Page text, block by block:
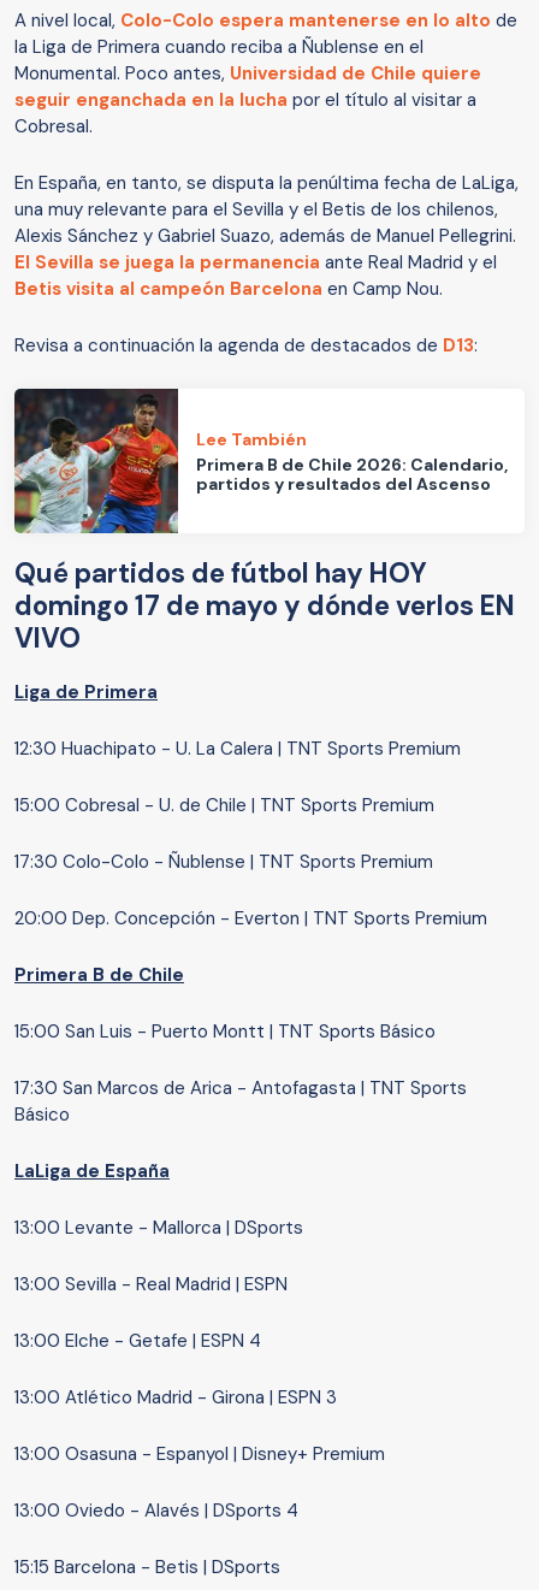
A nivel local, Colo-Colo espera mantenerse en lo alto de
la Liga de Primera cuando reciba a Ñublense en el
Monumental. Poco antes, Universidad de Chile quiere
seguir enganchada en la lucha por el título al visitar a
Cobresal.
En España, en tanto, se disputa la penúltima fecha de LaLiga,
una muy relevante para el Sevilla y el Betis de los chilenos,
Alexis Sánchez y Gabriel Suazo, además de Manuel Pellegrini.
El Sevilla se juega la permanencia ante Real Madrid y el
Betis visita al campeón Barcelona en Camp Nou.
Revisa a continuación la agenda de destacados de D13:
Lee También
Primera B de Chile 2026: Calendario,
partidos y resultados del Ascenso
Qué partidos de fútbol hay HOY
domingo 17 de mayo y dónde verlos EN
VIVO
Liga de Primera
12:30 Huachipato - U. La Calera | TNT Sports Premium
15:00 Cobresal - U. de Chile | TNT Sports Premium
17:30 Colo-Colo - Ñublense | TNT Sports Premium
20:00 Dep. Concepción - Everton | TNT Sports Premium
Primera B de Chile
15:00 San Luis - Puerto Montt | TNT Sports Básico
17:30 San Marcos de Arica - Antofagasta | TNT Sports
Básico
LaLiga de España
13:00 Levante - Mallorca | DSports
13:00 Sevilla - Real Madrid | ESPN
13:00 Elche - Getafe | ESPN 4
13:00 Atlético Madrid - Girona | ESPN 3
13:00 Osasuna - Espanyol | Disney+ Premium
13:00 Oviedo - Alavés | DSports 4
15:15 Barcelona - Betis | DSports